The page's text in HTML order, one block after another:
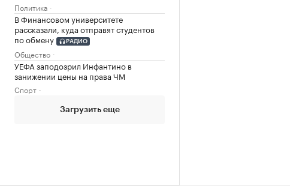
Политика
В Финансовом университете
рассказали, куда отправят студентов
по обмену
РАДИО
Общество
УЕФА заподозрил Инфантино в
занижении цены на права ЧМ
Спорт
Загрузить еще